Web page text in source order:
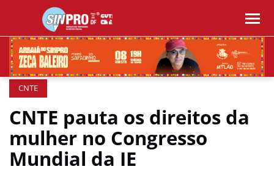
CNTE
CNTE pauta os direitos da
mulher no Congresso
Mundial da IE